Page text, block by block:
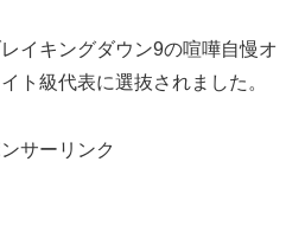
イキングダウン9の喧嘩自慢オ
ト級代表に選抜されました。
サーリンク